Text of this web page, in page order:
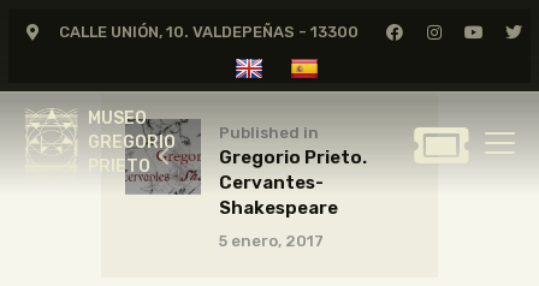
CALLE UNIÓN, 10. VALDEPEÑAS - 13300
MUSEO
GREGORIO
PRIETO
MUSEO
GREGORIO
GREGORIO PRIETO
Published in
Gregorio Prieto.
Cervantes-
Shakespeare
5 enero, 2017